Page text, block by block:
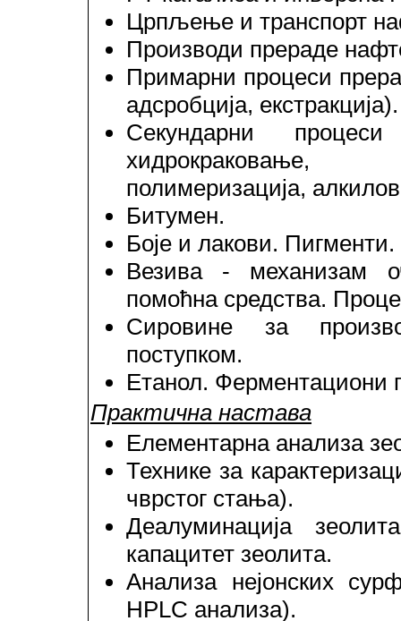
Црпљење и транспорт
Производи прераде
Примарни процеси
адсробција, екстракција).
Секундарни
хидрокраковање,
полимеризација,
Битумен.
Боје и лакови. Пигменти.
Везива - механизам
помоћна средства.
Сировине за
поступком.
Етанол. Ферментациони
Практична настава
Елементарна анализа
Технике за
чврстог стања).
Деалуминација
капацитет зеолита.
Анализа нејонских
HPLC анализа).